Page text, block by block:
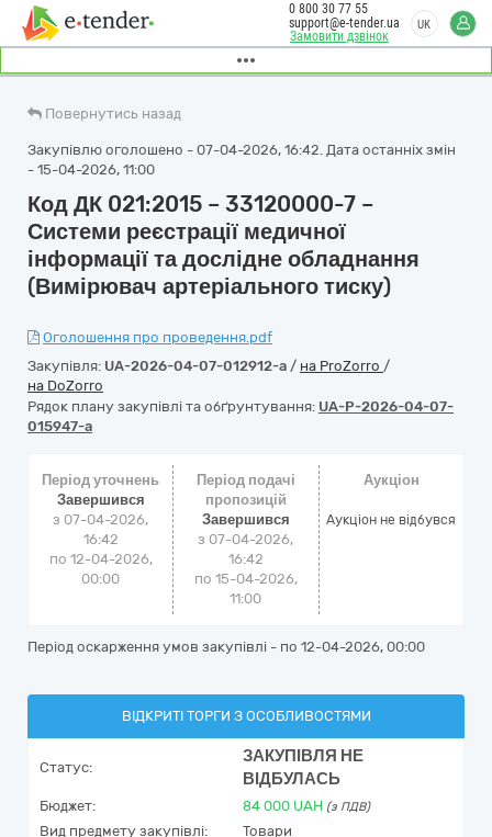
Замовити дзвінок
0 800 30 77 55
support@e-tender.ua
UK
Повернутись назад
Закупівлю оголошено - 07-04-2026, 16:42. Дата останніх змін
- 15-04-2026, 11:00
Код ДК 021:2015 – 33120000-7 –
Системи реєстрації медичної
інформації та дослідне обладнання
(Вимірювач артеріального тиску)
Оголошення про проведення.pdf
Закупівля: UA-2026-04-07-012912-a / на ProZorro /
на DoZorro
Рядок плану закупівлі та обґрунтування: UA-P-2026-04-07-
015947-a
Період уточнень
Завершився
з 07-04-2026,
16:42
по 12-04-2026,
00:00
Період подачі
пропозицій
Завершився
з 07-04-2026,
16:42
по 15-04-2026,
11:00
Аукціон
Аукціон не відбувся
Період оскарження умов закупівлі - по 12-04-2026, 00:00
ВІДКРИТІ ТОРГИ З ОСОБЛИВОСТЯМИ
Статус:
ЗАКУПІВЛЯ НЕ
ВІДБУЛАСЬ
Бюджет: 84 000 UAH (з ПДВ)
Вид предмету закупівлі:
Товари